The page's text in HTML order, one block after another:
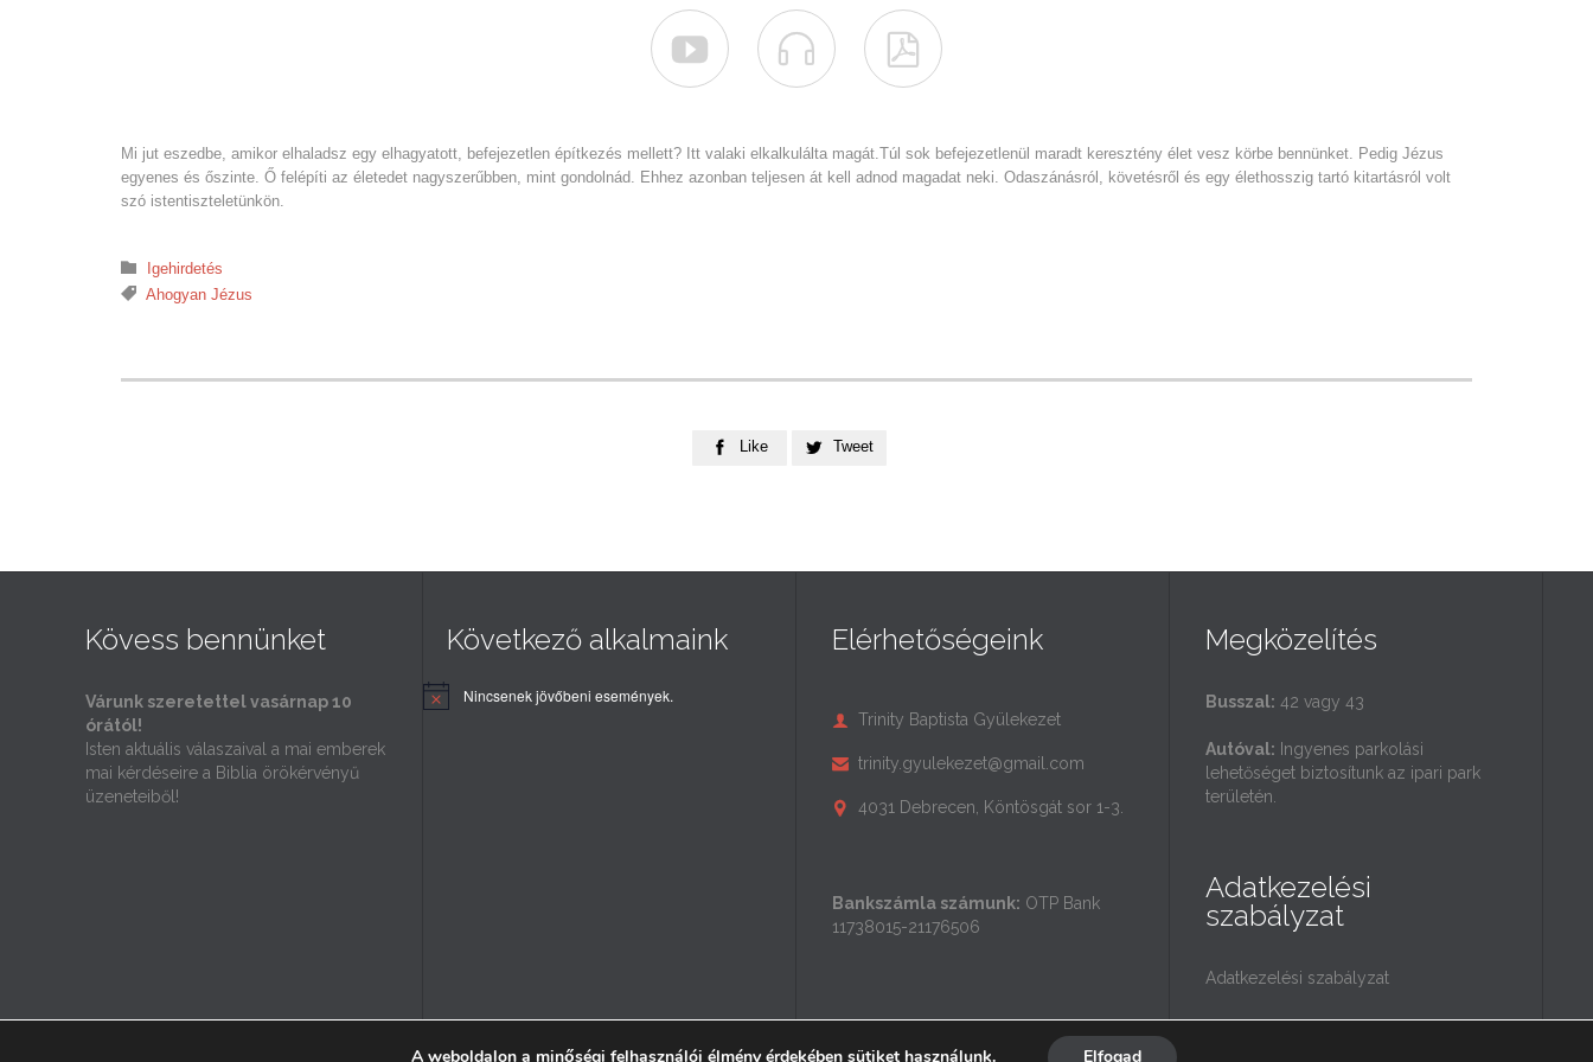
  
Mi jut eszedbe, amikor elhaladsz egy elhagyatott, befejezetlen építkezés mellett? Itt valaki elkalkulálta magát.Túl sok befejezetlenül maradt keresztény élet vesz körbe bennünket. Pedig Jézus
egyenes és őszinte. Ő felépíti az életedet nagyszerűbben, mint gondolnád. Ehhez azonban teljesen át kell adnod magadat neki. Odaszánásról, követésről és egy élethosszig tartó kitartásról volt
szó istentiszteletünkön.
 Kategória:
Igehirdetés
 Sorozat:
Ahogyan Jézus
 Like  Tweet
Kövess bennünket
Várunk szeretettel vasárnap 10
órától!
Isten aktuális válaszaival a mai emberek
mai kérdéseire a Biblia örökérvényű
üzeneteiből!
Következő alkalmaink
Nincsenek jövőbeni események.
Elérhetőségeink
 Trinity Baptista Gyülekezet
 trinity.gyulekezet@gmail.com
 4031 Debrecen, Köntösgát sor 1-3.
Bankszámla számunk: OTP Bank
11738015-21176506
Megközelítés
Busszal: 42 vagy 43
Autóval: Ingyenes parkolási
lehetőséget biztosítunk az ipari park
területén.
Adatkezelési
szabályzat
Adatkezelési szabályzat
↑
A weboldalon a minőségi felhasználói élmény érdekében sütiket használunk. Elfogad